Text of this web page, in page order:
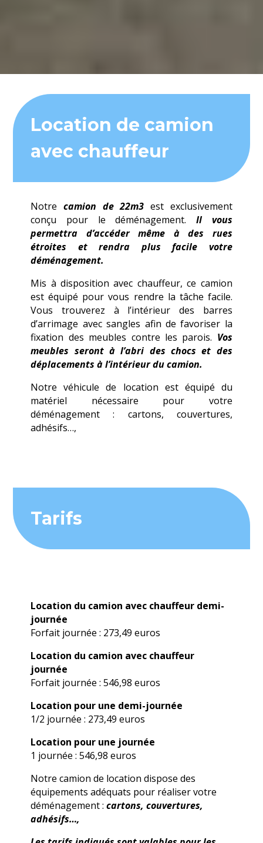
Location de camion
avec chauffeur
Notrecamion de 22m3 est exclusivement
conçu pour le déménagement. Il vous
permettra d’accéder même à des rues
étroites et rendra plus facile votre
déménagement.
Mis à disposition avec chauffeur, ce camion
est équipé pour vous rendre la tâche facile.
Vous trouverez à l’intérieur des barres
d’arrimage avec sangles afin de favoriser la
fixation des meubles contre les parois. Vos
meubles seront à l’abri des chocs et des
déplacements à l’intérieur du camion.
Notre véhicule de location est équipé du
matériel nécessaire pour votre
déménagement : cartons, couvertures,
adhésifs…,
Tarifs
Location du camion avec chauffeur demi-
journée
Forfait journée : 273,49 euros
Location du camion avec chauffeur
journée
Forfait journée : 546,98 euros
Location pour une demi-journée
1/2 journée : 273,49 euros
Location pour une journée
1 journée : 546,98 euros
Notre camion de location dispose des
équipements adéquats pour réaliser votre
déménagement : cartons, couvertures,
adhésifs…,